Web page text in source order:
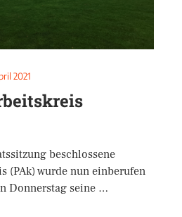
2021
beschlossene
(PAk) wurde nun einberufen
Donnerstag seine …